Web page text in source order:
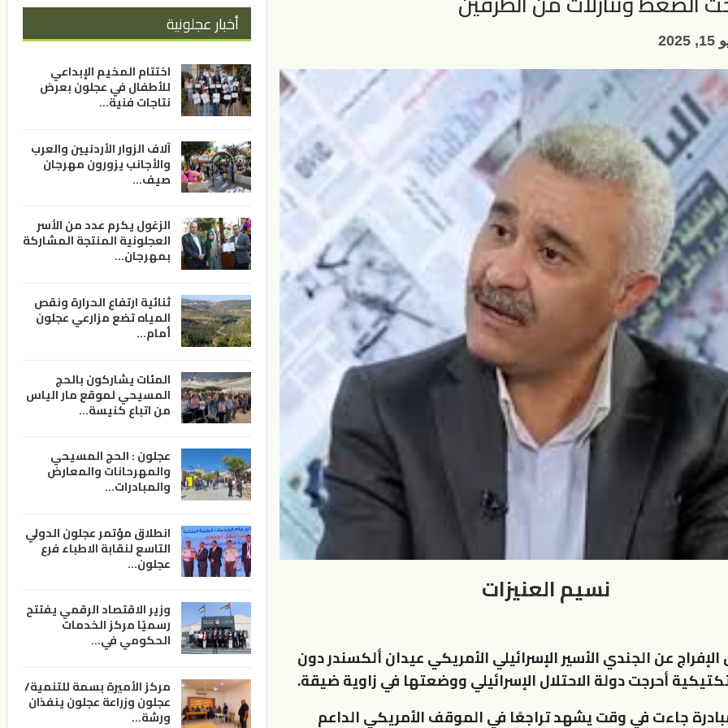
2025
نسيم العنيزات
عن الجندي الأسير الإسرائيلي الأمريكي عيدان ألكسندر دون
أحرجت دولة الاحتلال الإسرائيلي ووضعتها في زاوية ضيقة.
جاءت في وقت يشهد تراجعًا في الموقف الأمريكي الداعم
أخبار عجلونية
اختتام المخيم الإبداعي
للأطفال في عجلون بعرض
نتاجات فنية…
آلاف الزوار الأردنيين والعرب
والأجانب يزورون مهرجان
صيف…
الزغول يكرم عدد من الأسر
العجلونية المنتجة المشاركة
بمهرجان…
ثنائية ارتفاع الحرارة ونقص
المياه تضع مزارعي عجلون
أمام…
المئات يشاركون بالحج
المسيحي لموقع مار الياس
من اتباع كنيسة…
عجلون : الحج المسيحي
والمهرحانات والمعارض
والمبادرات…
انطلاق مؤتمر عجلون الدولي
التاسع لنقابة الاطباء فرع
عجلون…
وزير الاقتصاد الرقمي يفتتح
رسميًا مركز الخدمات
الحكومي في…
مركز الأميرة بسمة للتنمية/
عجلون وزراعة عجلون ينفذان
ورشة…